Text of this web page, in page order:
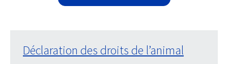
Déclaration des droits de l’animal